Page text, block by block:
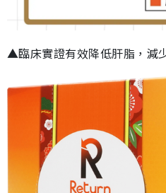
▲臨床實證有效降低肝脂，減